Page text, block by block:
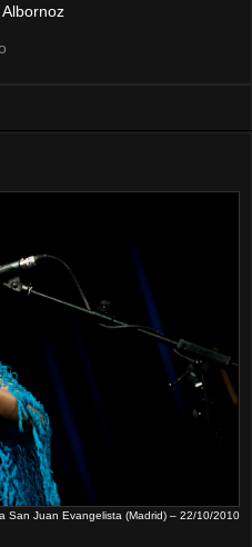
San Juan Evangelista (Madrid) – 22/10/2010